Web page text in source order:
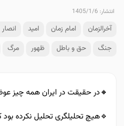
انتشار: 1405/1/6
آخرالزمان امام زمان امید
جنگ
حق و باطل ظهور مرگ
🔸️در حقیقت در ایران همه
🔹️هیچ تحلیلگری تحلیل نکرده